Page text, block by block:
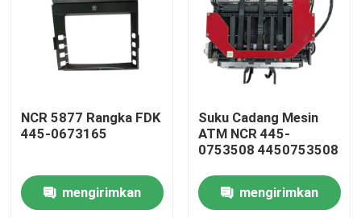
Produk
NCR 5877 Rangka FDK
445-0673165
mengirimkan
Suku Cadang Mesin
ATM NCR 445-
0753508 4450753508
mengirimkan